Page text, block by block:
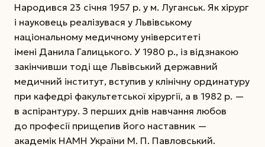
Народився 23 січня 1957 р. у м. Луганськ. Як хірург
і науковець реалізувася у Львівському
національному медичному університеті
імені Данила Галицького. У 1980 р., із відзнакою
закінчивши тоді ще Львівський державний
медичний інститут, вступив у клінічну ординатуру
при кафедрі факультетської хірургії, а в 1982 р. —
в аспірантуру. З перших днів навчання любов
до професії прищепив його наставник —
академік НАМН України М. П. Павловський.